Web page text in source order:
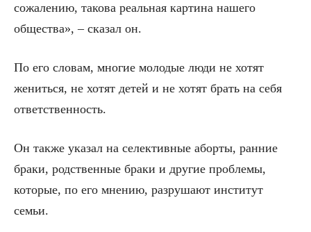
сожалению, такова реальная картина нашего
общества», – сказал он.
По его словам, многие молодые люди не хотят
жениться, не хотят детей и не хотят брать на себя
ответственность.
Он также указал на селективные аборты, ранние
браки, родственные браки и другие проблемы,
которые, по его мнению, разрушают институт
семьи.